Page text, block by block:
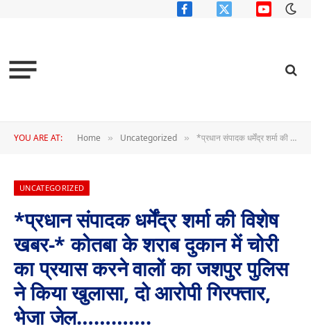
FacebookX
YouTube
YOU ARE AT: Home » Uncategorized » *प्रधान संपादक धर्मेंद्र शर्मा की विशेष खबर-* कोतबा के शराब दुकान में चोरी का प्रयास करने वालों का जशपुर पुलिस ने किया खुलासा, दो आरोपी गिरफ्तार, भेजा जेल………….
UNCATEGORIZED
*प्रधान संपादक धर्मेंद्र शर्मा की विशेष
खबर-* कोतबा के शराब दुकान में चोरी
का प्रयास करने वालों का जशपुर पुलिस
ने किया खुलासा, दो आरोपी गिरफ्तार,
भेजा जेल………….